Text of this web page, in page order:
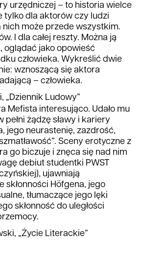
urzędniczej – to historia wielce
tylko dla aktorów czy ludzi
nich może przede wszystkim.
I dla całej reszty. Można ją
oglądać jako opowieść
człowieka. Wykreślić dwie
wznoszącą się aktora
– człowieka.
„Dziennik Ludowy”
Mefista interesująco. Udało mu
pełni żądzę sławy i kariery
jego neurastenię, zazdrość,
Sceny erotyczne z
go biczuje i znęca się nad nim
debiut studentki PWST
ujawniają
skłonności Höfgena, jego
tłumaczące jego lęki
skłonność do uległości
„Życie Literackie”